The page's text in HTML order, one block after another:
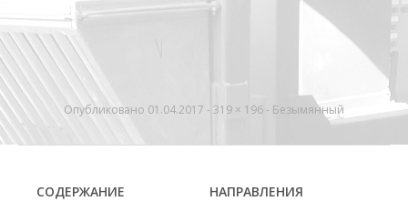
Опубликовано 01.04.2017 - 319 × 196 - Безымянный
СОДЕРЖАНИЕ
НАПРАВЛЕНИЯ